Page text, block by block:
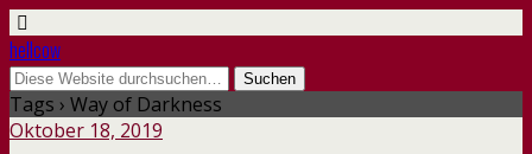
hellcow
Tags › Way of Darkness
Oktober 18, 2019